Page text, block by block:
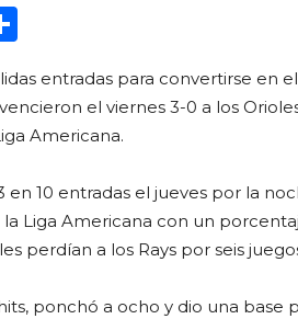
m
p
ti
r
entradas para convertirse en
el viernes 3-0 a los
Americana.
en 10 entradas el jueves por la
la Liga Americana con un
perdían a los Rays por seis
ponchó a ocho y dio una base